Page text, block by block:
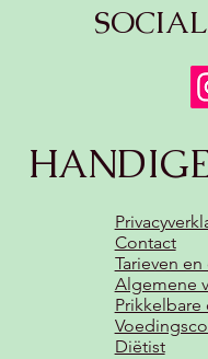
Contact
Tarieven
Algemene
Diëtist